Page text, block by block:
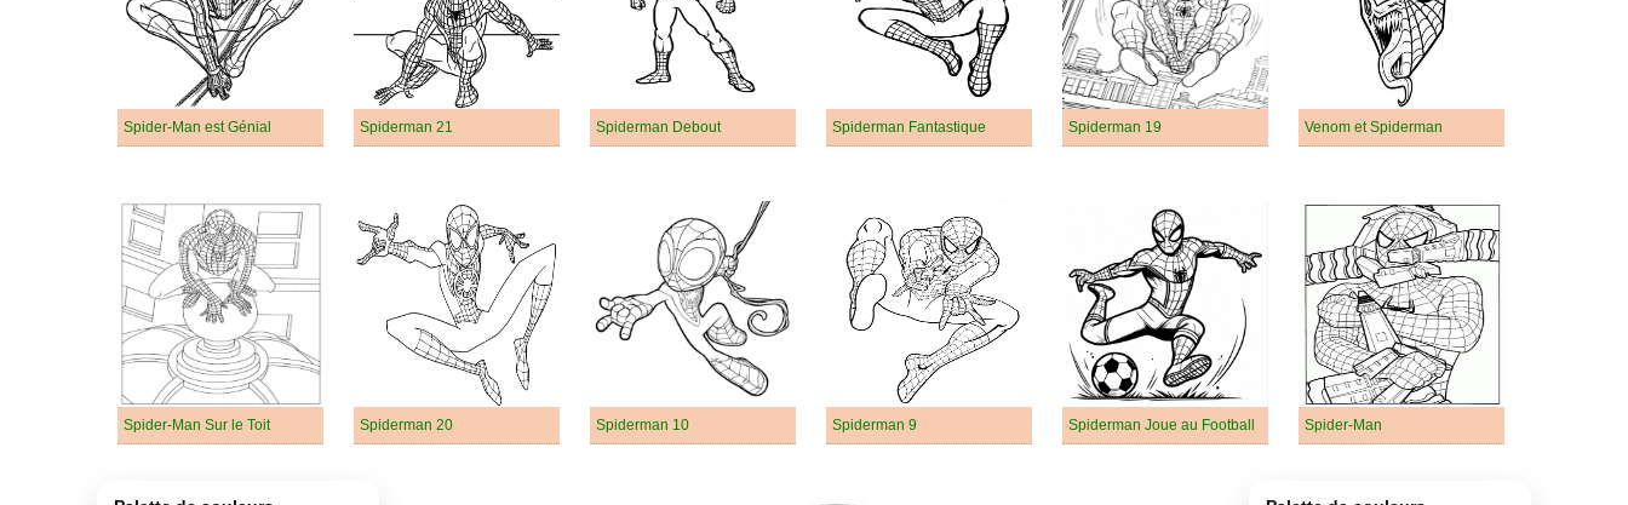
Spider-Man est Génial Spiderman 21 Spiderman Debout Spiderman Fantastique Spiderman 19 Venom et Spiderman
Spider-Man Sur le Toit Spiderman 20 Spiderman 10 Spiderman 9 Spiderman Joue au Football Spider-Man